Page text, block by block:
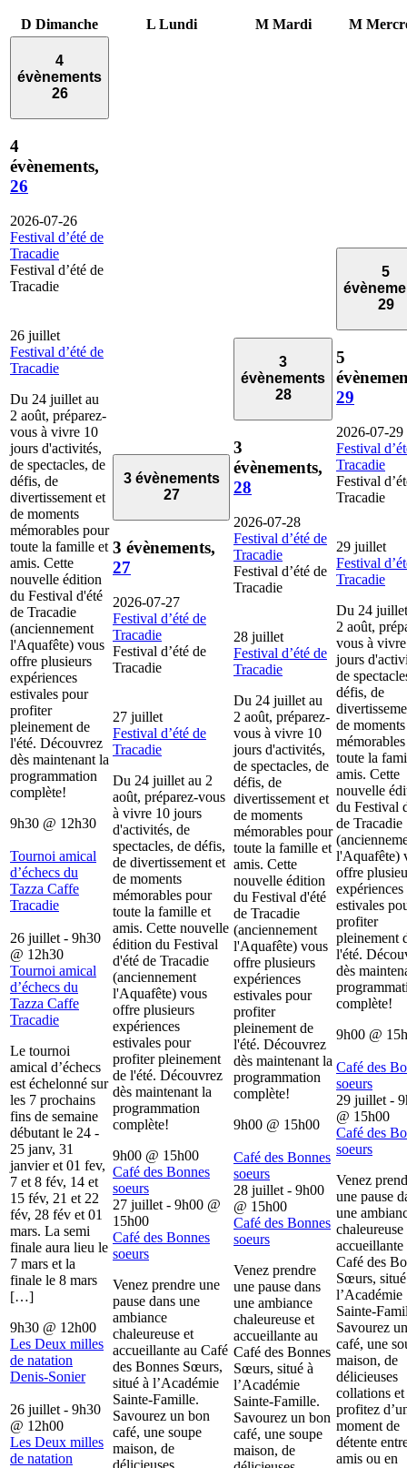
D Dimanche L Lundi M Mardi M
4
évènements
26
4
évènements,
26
2026-07-26
Festival d’été de
Tracadie
Festival d’été de
Tracadie
26 juillet
Festival d’été de
Tracadie
Du 24 juillet au
2 août, préparez-
vous à vivre 10
jours d'activités,
de spectacles, de
défis, de
divertissement et
de moments
mémorables pour
toute la famille et
amis. Cette
nouvelle édition
du Festival d'été
de Tracadie
(anciennement
l'Aquafête) vous
offre plusieurs
expériences
estivales pour
profiter
pleinement de
l'été. Découvrez
dès maintenant la
programmation
complète!
9h30 @ 12h30
Tournoi amical
d’échecs du
Tazza Caffe
Tracadie
26 juillet - 9h30
@ 12h30
Tournoi amical
d’échecs du
Tazza Caffe
Tracadie
Le tournoi
amical d’échecs
est échelonné sur
les 7 prochains
fins de semaine
débutant le 24 -
25 janv, 31
janvier et 01 fev,
7 et 8 fév, 14 et
15 fév, 21 et 22
fév, 28 fév et 01
mars. La semi
finale aura lieu le
7 mars et la
finale le 8 mars
[…]
9h30 @ 12h00
Les Deux milles
de natation
Denis-Sonier
26 juillet - 9h30
@ 12h00
Les Deux milles
de natation
3 évènements
27
3 évènements,
27
2026-07-27
Festival d’été de
Tracadie
Festival d’été de
Tracadie
27 juillet
Festival d’été de
Tracadie
Du 24 juillet au 2
août, préparez-vous
à vivre 10 jours
d'activités, de
spectacles, de défis,
de divertissement et
de moments
mémorables pour
toute la famille et
amis. Cette nouvelle
édition du Festival
d'été de Tracadie
(anciennement
l'Aquafête) vous
offre plusieurs
expériences
estivales pour
profiter pleinement
de l'été. Découvrez
dès maintenant la
programmation
complète!
9h00 @ 15h00
Café des Bonnes
soeurs
27 juillet - 9h00 @
15h00
Café des Bonnes
soeurs
Venez prendre une
pause dans une
ambiance
chaleureuse et
accueillante au Café
des Bonnes Sœurs,
situé à l’Académie
Sainte-Famille.
Savourez un bon
café, une soupe
maison, de
3
évènements
28
3
évènements,
28
2026-07-28
Festival d’été de
Tracadie
Festival d’été de
Tracadie
28 juillet
Festival d’été de
Tracadie
Du 24 juillet au
2 août, préparez-
vous à vivre 10
jours d'activités,
de spectacles, de
défis, de
divertissement et
de moments
mémorables pour
toute la famille et
amis. Cette
nouvelle édition
du Festival d'été
de Tracadie
(anciennement
l'Aquafête) vous
offre plusieurs
expériences
estivales pour
profiter
pleinement de
l'été. Découvrez
dès maintenant la
programmation
complète!
9h00 @ 15h00
Café des Bonnes
soeurs
28 juillet - 9h00
@ 15h00
Café des Bonnes
soeurs
Venez prendre
une pause dans
une ambiance
chaleureuse et
accueillante au
Café des Bonnes
Sœurs, situé à
l’Académie
Sainte-Famille.
Savourez un bon
café, une soupe
maison, de
5
29
5
29
2026-07-29
Festival
Tracadie
Festival
Tracadie
29 juillet
Festival
Tracadie
Du 24
2 août,
vous à
jours
de
défis, de
de moments
toute la
amis. Cette
nouvelle
du Festival
de Tracadie
l'Aquafête)
offre
expériences
estivales
profiter
pleinement
l'été.
dès
complète!
9h00 @
Café des
soeurs
29 juillet -
@ 15h00
Café des
soeurs
Venez
une pause
une
chaleureuse
accueillante
Café des
Sœurs,
l’Académie
Sainte-
Savourez
café, une
maison, de
délicieuses
collations et
profitez
moment de
détente
amis ou en